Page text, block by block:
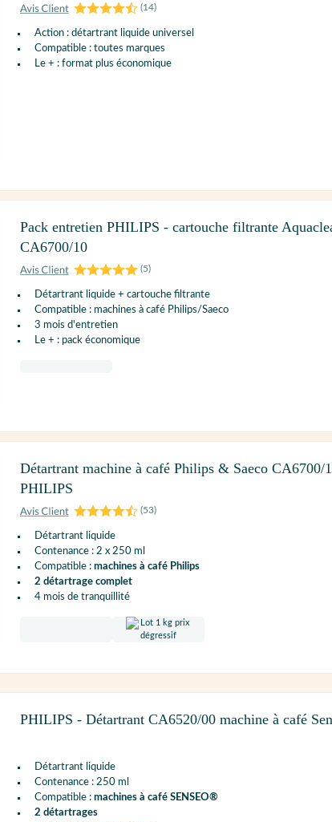
(14)
Action : détartrant liquide universel
Compatible : toutes marques
Le + : format plus économique
Pack entretien PHILIPS - cartouche filtrante
CA6700/10
(5)
Détartrant liquide + cartouche filtrante
Compatible : machines à café Philips/Saeco
3 mois d'entretien
Le + : pack économique
Détartrant machine à café Philips & Saeco CA6700/
PHILIPS
(53)
Détartrant liquide
Contenance : 2 x 250 ml
Compatible : machines à café Philips
2 détartrage complet
4 mois de tranquillité
PHILIPS - Détartrant CA6520/00 machine à café
Détartrant liquide
Contenance : 250 ml
Compatible : machines à café SENSEO®
2 détartrages